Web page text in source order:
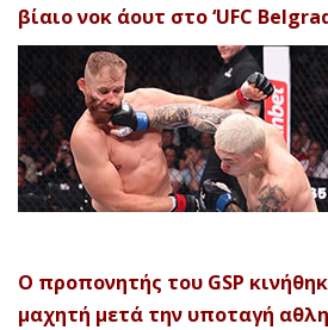
βίαιο νοκ άουτ στο ‘UFC
Ο προπονητής του GSP
μαχητή μετά την υποταγή